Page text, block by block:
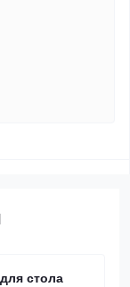
стола